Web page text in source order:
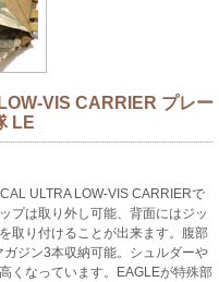
VIS CARRIER プレー
LE
ULTRA LOW-VIS CARRIERで
プは取り外し可能、背面にはジッ
取り付けることが出来ます。腹部
ジン3本収納可能。シュルダーや
くなっています。EAGLEが特殊部